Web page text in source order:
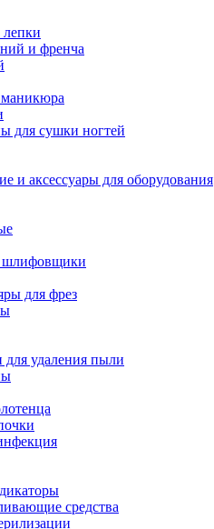
и френча
для сушки ногтей
и аксессуары для оборудования
шлифовщики
для фрез
удаления пыли
средства